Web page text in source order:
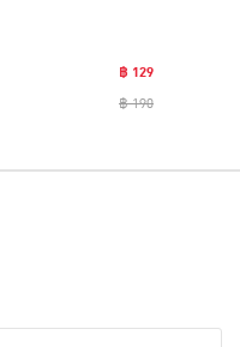
฿ 129
฿ 190